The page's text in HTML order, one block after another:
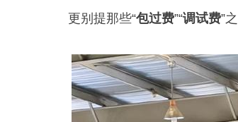
更别提那些“包过费”“调试费”